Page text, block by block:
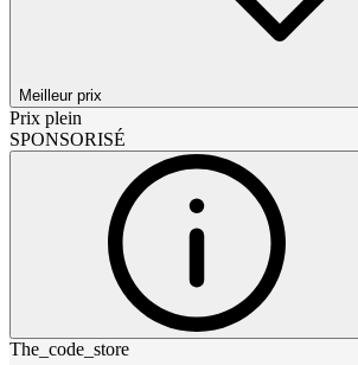
Meilleur prix
Prix plein
SPONSORISÉ
The_code_store